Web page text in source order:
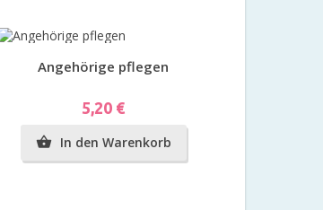
Vorschau
Angehörige pflegen
Preis
5,20 €
 In den Warenkorb